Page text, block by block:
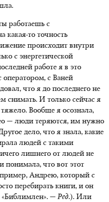
работаешь с
какая-то точность
происходит внутри
с энергетической
работе я в это
оператором, с Ваней
что я до последнего не
снимать. И только сейчас я
Вообще я осознала,
— люди теряются, им нужно
дело, что я знала, какие
людей с такими
лишнего от людей не
понимала, что вот этот
Андрею, который с
перебирать книги, и он
«Библимлен». —Ред.). Или